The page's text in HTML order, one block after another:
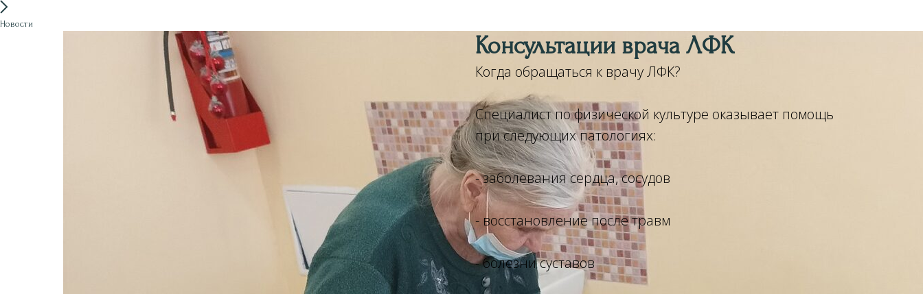
Новости
Консультации врача ЛФК
Когда обращаться к врачу ЛФК?
Специалист по физической культуре оказывает помощь
при следующих патологиях:
- заболевания сердца, сосудов
- восстановление после травм
- болезни суставов